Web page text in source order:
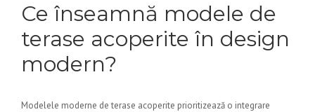
Ce înseamnă modele de
terase acoperite în design
modern?
Modelele moderne de terase acoperite prioritizează o integrare